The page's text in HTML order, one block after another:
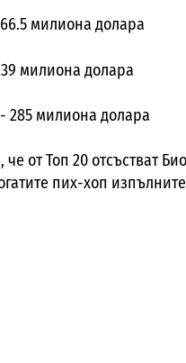
милиона долара
милиона долара
285 милиона долара
от Топ 20 отсъстват
пих-хоп